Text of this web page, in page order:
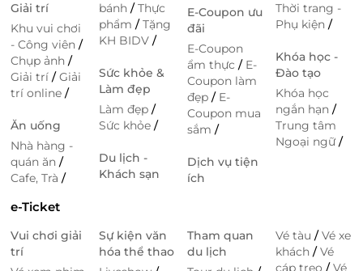
Giải trí
Khu vui chơi
- Công viên /
Chụp ảnh /
Giải trí /Giải
trí online /
Ăn uống
Nhà hàng -
quán ăn /
Cafe, Trà /
bánh /Thực
phẩm /Tặng
KH BIDV /
Sức khỏe &
Làm đẹp
Làm đẹp /
Sức khỏe /
Du lịch -
Khách sạn
E-Coupon ưu
đãi
E-Coupon
ẩm thực / E-
Coupon làm
đẹp / E-
Coupon mua
sắm /
Dịch vụ tiện
ích
Thời trang -
Phụ kiện/
Khóa học -
Đào tạo
Khóa học
ngắn hạn/
Trung tâm
Ngoại ngữ/
e-Ticket
Vui chơi giải
trí
Sự kiện văn
hóa thể thao
Tham quan
du lịch
Vé tàu/Vé xe
khách/Vé
cáp treo/Vé